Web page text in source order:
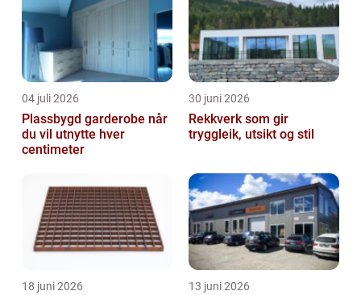
04 juli 2026
Plassbygd garderobe når
du vil utnytte hver
centimeter
30 juni 2026
Rekkverk som gir
tryggleik, utsikt og stil
18 juni 2026 13 juni 2026